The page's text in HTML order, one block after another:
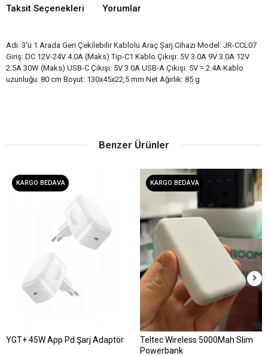
Taksit Seçenekleri Yorumlar
Adı: 3'ü 1 Arada Geri Çekilebilir Kablolu Araç Şarj Cihazı Model: JR-CCL07
Giriş: DC 12V-24V 4.0A (Maks) Tip-C1 Kablo Çıkışı: 5V 3.0A 9V 3.0A 12V
2.5A 30W (Maks) USB-C Çıkışı: 5V 3.0A USB-A Çıkışı: 5V = 2.4A Kablo
uzunluğu: 80 cm Boyut: 130x45x22,5 mm Net Ağırlık: 85 g
Benzer Ürünler
KARGO BEDAVA
YGT+ 45W App Pd Şarj Adaptör
KARGO BEDAVA
Teltec Wireless 5000Mah Slim
Powerbank